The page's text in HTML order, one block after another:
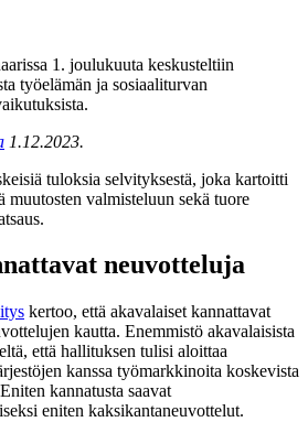
1. joulukuuta keskusteltiin
työelämän ja sosiaaliturvan
1.12.2023.
tuloksia selvityksestä, joka kartoitti
muutosten valmisteluun sekä tuore
neuvotteluja
kertoo, että akavalaiset kannattavat
kautta. Enemmistö akavalaisista
että hallituksen tulisi aloittaa
kanssa työmarkkinoita koskevista
kannatusta saavat
eniten kaksikantaneuvottelut.